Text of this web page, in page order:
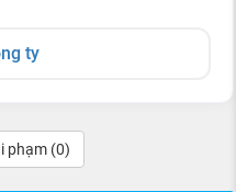
ty
phạm (0)